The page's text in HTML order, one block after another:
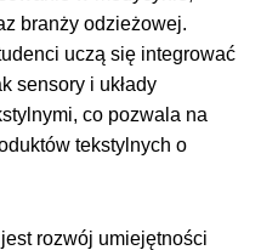
branży odzieżowej.
uczą się integrować
sensory i układy
co pozwala na
tekstylnych o
rozwój umiejętności